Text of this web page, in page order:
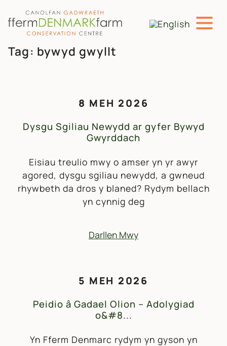
Neidio i'r cynnwys
PRIF LYWIO
Tag: bywyd gwyllt
8 MEH 2026
Dysgu Sgiliau Newydd ar gyfer Bywyd
Gwyrddach
Eisiau treulio mwy o amser yn yr awyr
agored, dysgu sgiliau newydd, a gwneud
rhywbeth da dros y blaned? Rydym bellach
yn cynnig deg
Darllen Mwy
5 MEH 2026
Peidio â Gadael Olion – Adolygiad
o&#8...
Yn Fferm Denmarc rydym yn gyson yn